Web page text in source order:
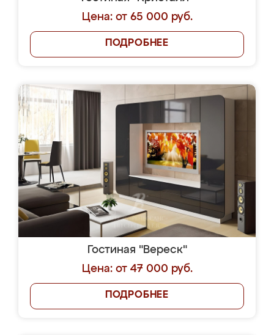
Цена: от 65 000 руб.
ПОДРОБНЕЕ
Гостиная "Вереск"
Цена: от 47 000 руб.
ПОДРОБНЕЕ